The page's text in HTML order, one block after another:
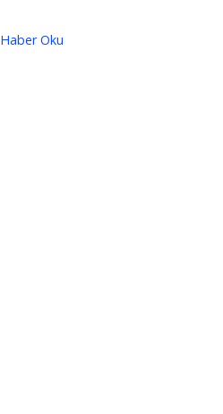
Haber Oku